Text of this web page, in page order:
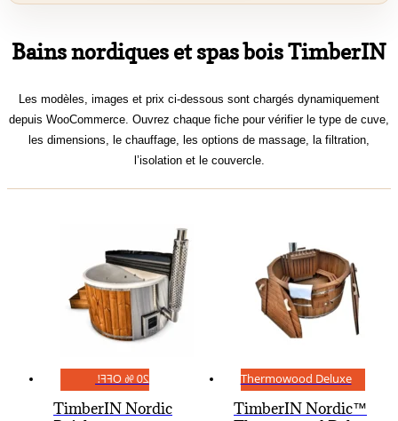
Bains nordiques et spas bois TimberIN
Les modèles, images et prix ci-dessous sont chargés dynamiquement
depuis WooCommerce. Ouvrez chaque fiche pour vérifier le type de cuve,
les dimensions, le chauffage, les options de massage, la filtration,
l’isolation et le couvercle.
20 % OFF!
TimberIN Nordic
Thermowood Deluxe
TimberIN Nordic™